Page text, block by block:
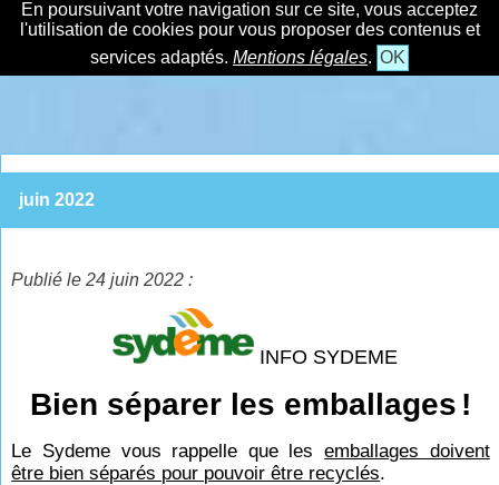
En poursuivant votre navigation sur ce site, vous acceptez
l'utilisation de cookies pour vous proposer des contenus et
services adaptés. Mentions légales. OK
juin 2022
Publié le 24 juin 2022 :
INFO SYDEME
Bien séparer les emballages !
Le Sydeme vous rappelle que lesemballages doivent
être bien séparés pour pouvoir être recyclés.